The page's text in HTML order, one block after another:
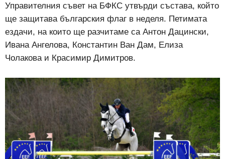
Управителния съвет на БФКС утвърди състава, който
ще защитава българския флаг в неделя. Петимата
ездачи, на които ще разчитаме са Антон Дацински,
Ивана Ангелова, Константин Ван Дам, Елиза
Чолакова и Красимир Димитров.